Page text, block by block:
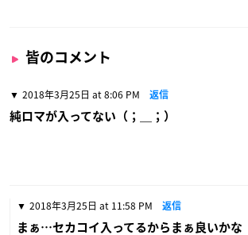
皆のコメント
2018年3月25日 at 8:06 PM 返信
純ロマが入ってない（；＿；）
2018年3月25日 at 11:58 PM 返信
まぁ…セカコイ入ってるからまぁ良いかな